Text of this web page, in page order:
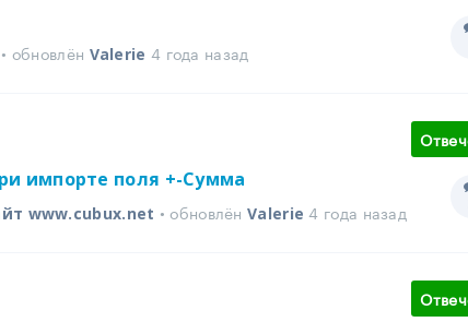
обновлён Valerie 4 года назад
импорте поля +-Сумма
www.cubux.net • обновлёнValerie 4 года назад